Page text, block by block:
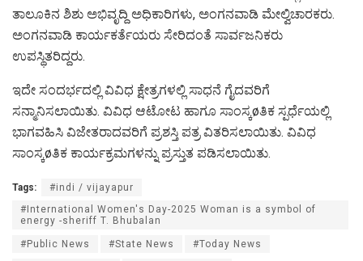
ತಾಲೂಕಿನ ಶಿಶು ಅಭಿವೃದ್ದಿ ಅಧಿಕಾರಿಗಳು, ಅಂಗನವಾಡಿ ಮೇಲ್ವಿಚಾರಕರು.
ಅಂಗನವಾಡಿ ಕಾರ್ಯಕರ್ತೆಯರು ಸೇರಿದಂತೆ ಸಾರ್ವಜನಿಕರು
ಉಪಸ್ಥಿತರಿದ್ದರು.
ಇದೇ ಸಂದರ್ಭದಲ್ಲಿ ವಿವಿಧ ಕ್ಷೇತ್ರಗಳಲ್ಲಿ ಸಾಧನೆ ಗೈದವರಿಗೆ
ಸನ್ಮಾನಿಸಲಾಯಿತು. ವಿವಿಧ ಆಟೋಟ ಹಾಗೂ ಸಾಂಸ್ಕøತಿಕ ಸ್ಪರ್ಧೆಯಲ್ಲಿ
ಭಾಗವಹಿಸಿ ವಿಜೇತರಾದವರಿಗೆ ಪ್ರಶಸ್ತಿ ಪತ್ರ ವಿತರಿಸಲಾಯಿತು. ವಿವಿಧ
ಸಾಂಸ್ಕøತಿಕ ಕಾರ್ಯಕ್ರಮಗಳನ್ನು ಪ್ರಸ್ತುತ ಪಡಿಸಲಾಯಿತು.
Tags:
#indi / vijayapur
#International Women's Day-2025 Woman is a symbol of
energy -sheriff T. Bhubalan
#Public News #State News #Today News